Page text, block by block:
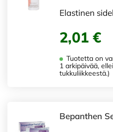
Elastinen
2,01 €
Tuotetta on
1 arkipäivää,
tukkuliikkeestä.)
Bepanthen